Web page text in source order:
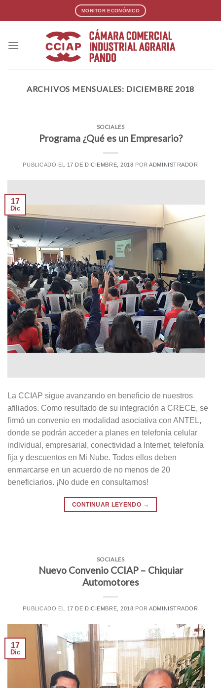
MONITOR ECONÓMICO
ARCHIVOS MENSUALES: DICIEMBRE 2018
SOCIALES
Programa ¿Qué es un Empresario?
PUBLICADO EL 17 DE DICIEMBRE, 2018 PORADMINISTRADOR
17
Dic
La CCIAP sigue avanzando en beneficio de nuestros
afiliados. Como resultado de su integración a CRECE, se
firmó un convenio en modalidad asociativa con ANTEL,
donde se podrán acceder a planes en telefonía celular
individual, empresarial, conectividad a Internet, telefonía
fija y descuentos en Mi Nube. Todos ellos deben
enmarcarse en un acuerdo de no menos de 20
beneficiarios. ¡No dude en consultarnos!
CONTINUAR LEYENDO →
SOCIALES
Nuevo Convenio CCIAP – Chiquiar
Automotores
PUBLICADO EL 17 DE DICIEMBRE, 2018 PORADMINISTRADOR
17
Dic